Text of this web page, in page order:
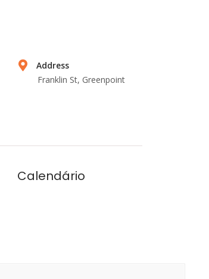
Address
Franklin St, Greenpoint
Calendário